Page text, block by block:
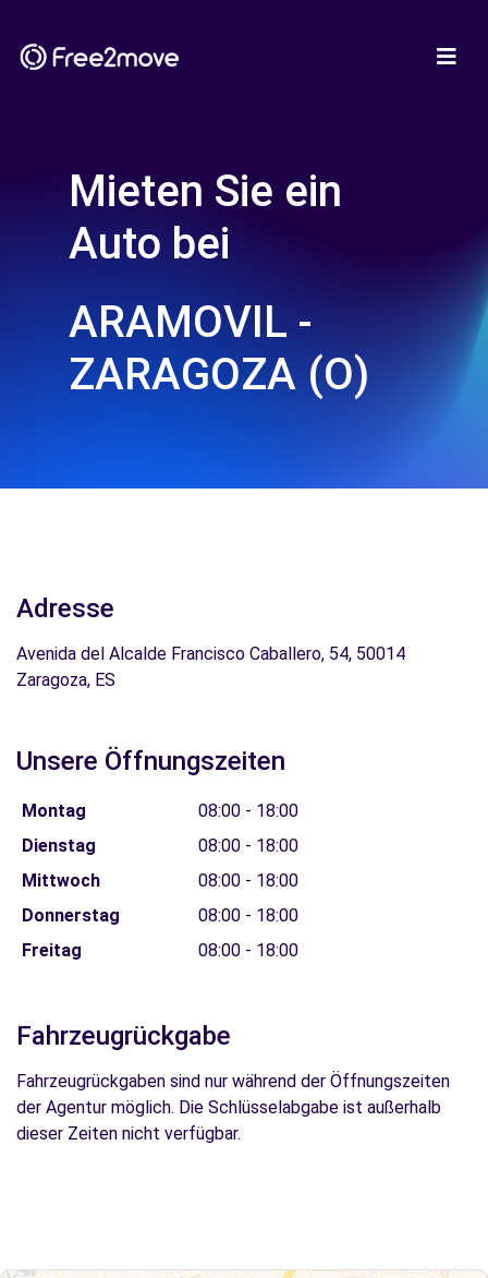
Mieten Sie ein
Auto bei
ARAMOVIL -
ZARAGOZA (O)
Adresse
Avenida del Alcalde Francisco Caballero, 54, 50014
Zaragoza, ES
Unsere Öffnungszeiten
Montag
08:00 - 18:00
Dienstag
08:00 - 18:00
Mittwoch
08:00 - 18:00
Donnerstag
08:00 - 18:00
Freitag
08:00 - 18:00
Fahrzeugrückgabe
Fahrzeugrückgaben sind nur während der Öffnungszeiten
der Agentur möglich. Die Schlüsselabgabe ist außerhalb
dieser Zeiten nicht verfügbar.